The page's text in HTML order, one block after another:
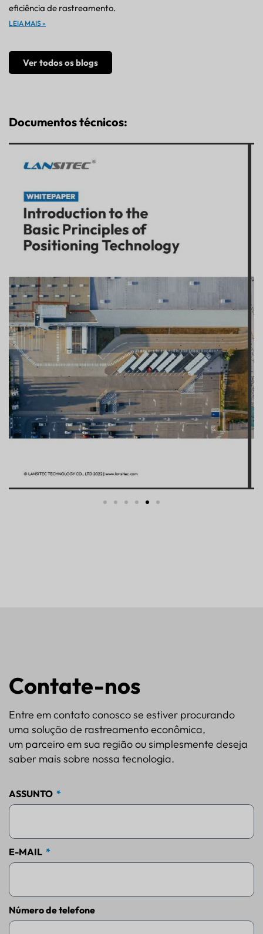
eficiência de rastreamento.
LEIA MAIS »
Ver todos os blogs
Documentos técnicos:
Contate-nos
Entre em contato conosco se estiver procurando
uma solução de rastreamento econômica,
um parceiro em sua região ou simplesmente deseja
saber mais sobre nossa tecnologia.
ASSUNTO
E-MAIL
Número de telefone